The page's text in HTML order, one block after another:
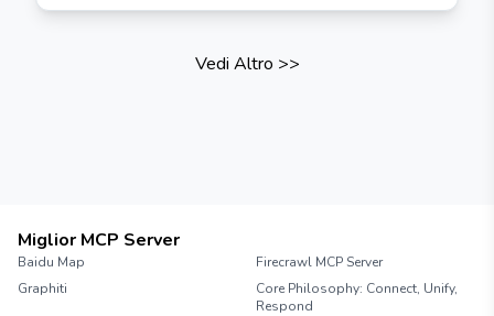
Vedi Altro >>
Miglior MCP Server
Baidu Map
Firecrawl MCP Server
Graphiti
Core Philosophy: Connect, Unify,
Respond